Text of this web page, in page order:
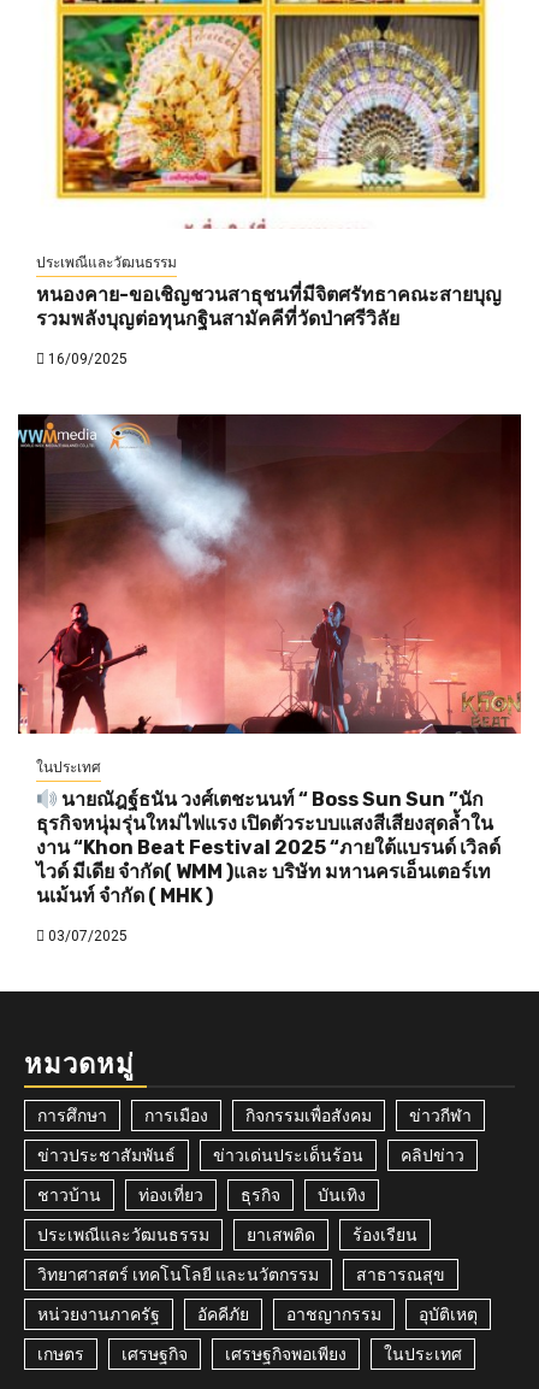
ประเพณีและวัฒนธรรม
หนองคาย-ขอเชิญชวนสาธุชนที่มีจิตศรัทธาคณะสายบุญ
รวมพลังบุญต่อทุนกฐินสามัคคีที่วัดป่าศรีวิลัย
16/09/2025
ในประเทศ
นายณัฎฐ์ธนัน วงศ์เตชะนนท์ “ Boss Sun Sun ”นัก
ธุรกิจหนุ่มรุ่นใหม่ไฟแรง เปิดตัวระบบแสงสีเสียงสุดล้ำใน
งาน “Khon Beat Festival 2025 “ภายใต้แบรนด์ เวิลด์
ไวด์ มีเดีย จำกัด( WMM )และ บริษัท มหานครเอ็นเตอร์เท
นเม้นท์ จำกัด ( MHK )
03/07/2025
หมวดหมู่
การศึกษา การเมือง กิจกรรมเพื่อสังคม ข่าวกีฬา
ข่าวประชาสัมพันธ์ ข่าวเด่นประเด็นร้อน คลิปข่าว
ชาวบ้าน ท่องเที่ยว ธุรกิจ บันเทิง
ประเพณีและวัฒนธรรม ยาเสพติด ร้องเรียน
วิทยาศาสตร์ เทคโนโลยี และนวัตกรรม สาธารณสุข
หน่วยงานภาครัฐ อัคคีภัย อาชญากรรม อุบัติเหตุ
เกษตร เศรษฐกิจ เศรษฐกิจพอเพียง ในประเทศ